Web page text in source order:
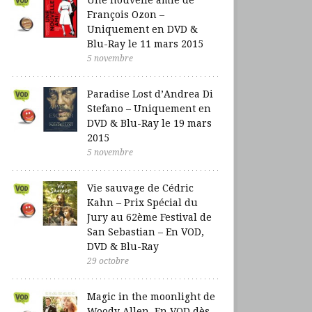
François Ozon –
Uniquement en DVD &
Blu-Ray le 11 mars 2015
5 novembre
Paradise Lost d’Andrea Di
Stefano – Uniquement en
DVD & Blu-Ray le 19 mars
2015
5 novembre
Vie sauvage de Cédric
Kahn – Prix Spécial du
Jury au 62ème Festival de
San Sebastian – En VOD,
DVD & Blu-Ray
29 octobre
Magic in the moonlight de